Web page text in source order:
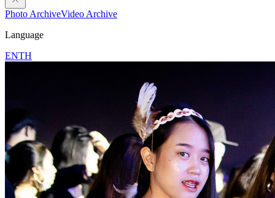
Photo ArchiveVideo Archive
Language
ENTH